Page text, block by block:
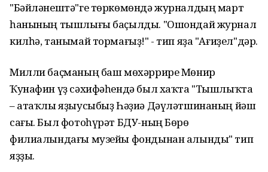
"Бәйләнештә"ге төркөмөндә журналдың март
һанының тышлығы баҫылды. "Ошондай журнал
килһә, танымай тормағыҙ!" - тип яҙа "Ағиҙел"дәр.
Милли баҫманың баш мөхәррире Мөнир
Ҡунафин үҙ сәхифәһендә был хаҡта "Тышлыҡта
– атаҡлы яҙыусыбыҙ Һәҙиә Дәүләтшинаның йәш
сағы. Был фотоһүрәт БДУ-ның Бөрө
филиалындағы музейы фондынан алынды" тип
яҙҙы.